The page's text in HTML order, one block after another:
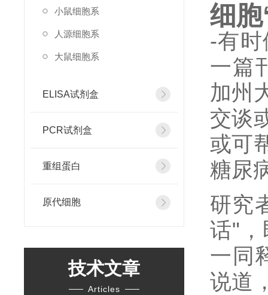
小鼠细胞系
人源细胞系
大鼠细胞系
ELISA试剂盒
PCR试剂盒
重组蛋白
原代细胞
技术文章
Articles
细
-有
一篇
加州
交谈
或可
糖尿
研究
话"，
一同
说道